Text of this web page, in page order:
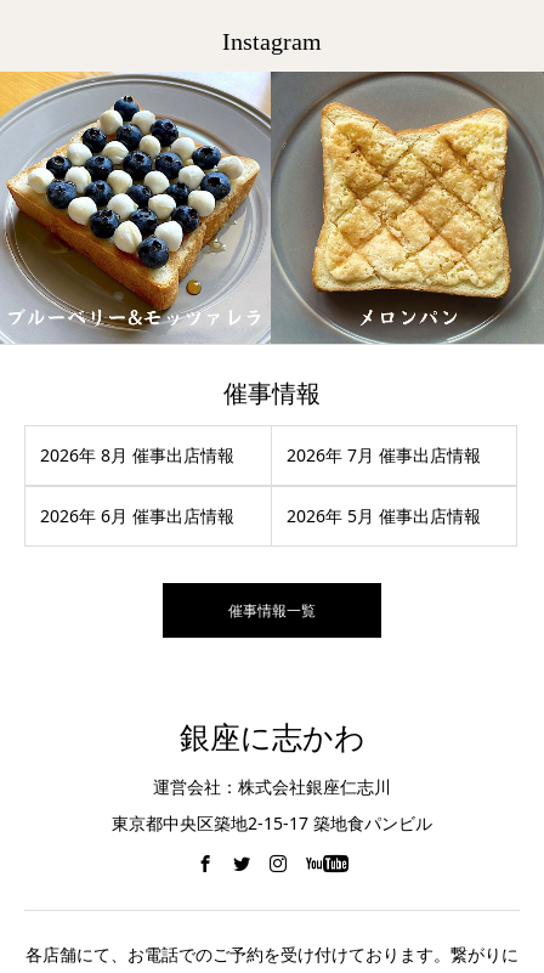
Instagram
催事情報
2026年 8月 催事出店情報 2026年 7月 催事出店情報
2026年 6月 催事出店情報 2026年 5月 催事出店情報
催事情報一覧
銀座に志かわ
運営会社：株式会社銀座仁志川
東京都中央区築地2-15-17 築地食パンビル
各店舗にて、お電話でのご予約を受け付けております。繋がりに